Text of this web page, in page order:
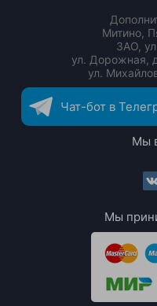
Митино,
ЗАО,
ул. Дорожная,
ул.
Чат-бот в
Мы
Мы